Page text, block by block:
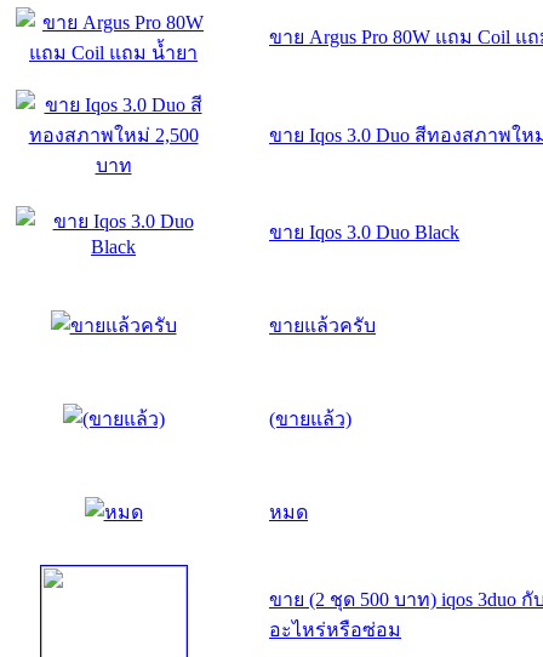
ขาย Argus Pro 80W แถม Coil แ
ขาย Iqos 3.0 Duo สีทองสภาพให
ขาย Iqos 3.0 Duo Black
ขายแล้วครับ
(ขายแล้ว)
หมด
ขาย (2 ชุด 500 บาท) iqos 3duo กั
อะไหร่หรือซ่อม